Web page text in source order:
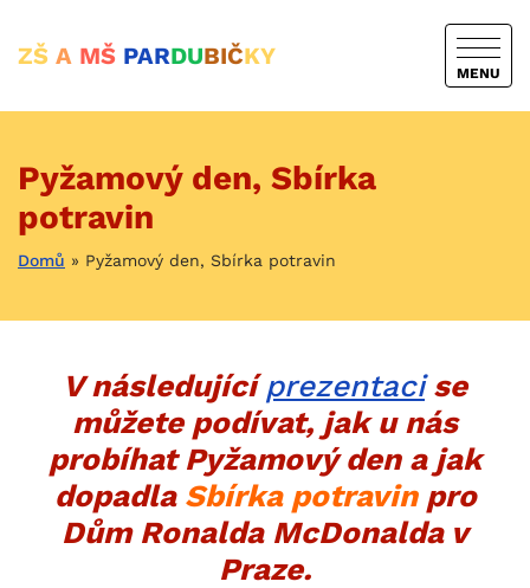
ZŠ A MŠ PARDUBIČKY
MENU
Pyžamový den, Sbírka
potravin
Domů » Pyžamový den, Sbírka potravin
V následujícíprezentacise
můžete podívat, jak u nás
probíhat Pyžamový den a jak
dopadla Sbírka potravinpro
Dům Ronalda McDonalda v
Praze.